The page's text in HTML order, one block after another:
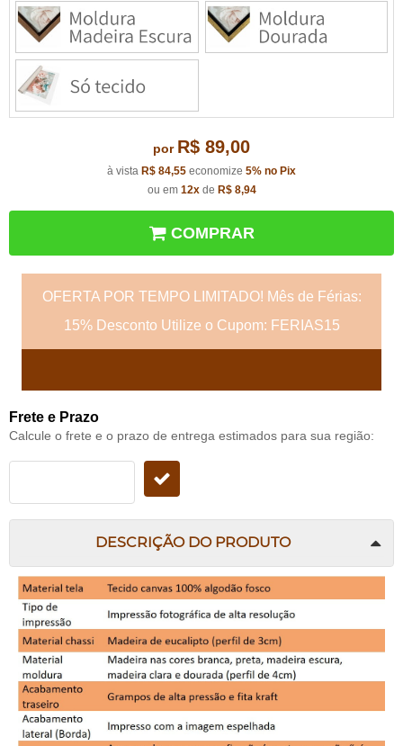
por R$ 89,00
à vista R$ 84,55 economize 5% no Pix
ou em 12xde R$ 8,94
COMPRAR
OFERTA POR TEMPO LIMITADO! Mês de Férias:
15% Desconto Utilize o Cupom: FERIAS15
Frete e Prazo
Calcule o frete e o prazo de entrega estimados para sua região:
DESCRIÇÃO DO PRODUTO